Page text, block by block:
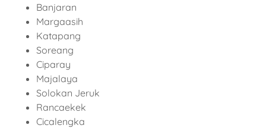
Banjaran
Margaasih
Katapang
Soreang
Ciparay
Majalaya
Solokan Jeruk
Rancaekek
Cicalengka